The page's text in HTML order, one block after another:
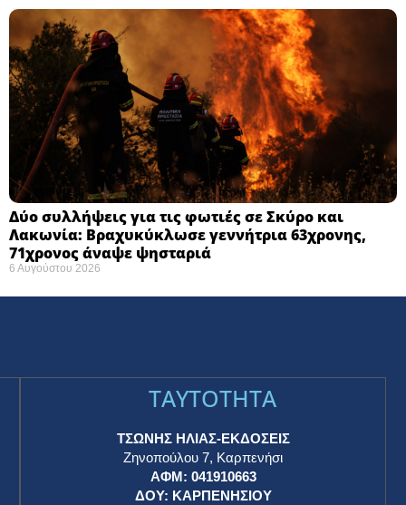
Δύο συλλήψεις για τις φωτιές σε Σκύρο και
Λακωνία: Βραχυκύκλωσε γεννήτρια 63χρονης,
71χρονος άναψε ψησταριά
6 Αυγούστου 2026
TAYTOTHTA
ΤΣΩΝΗΣ ΗΛΙΑΣ-ΕΚΔΟΣΕΙΣ
Ζηνοπούλου 7, Καρπενήσι
ΑΦΜ: 041910663
ΔΟΥ: ΚΑΡΠΕΝΗΣΙΟΥ